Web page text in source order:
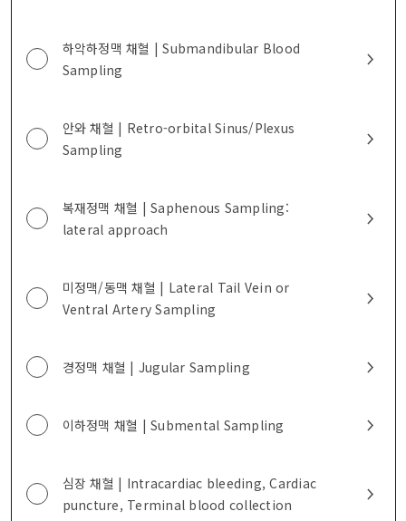
BLOOD
하악하정맥 채혈 | Submandibular Blood
Sampling
안와 채혈 | Retro-orbital Sinus/Plexus
Sampling
복재정맥 채혈 | Saphenous Sampling:
lateral approach
미정맥/동맥 채혈 | Lateral Tail Vein or
Ventral Artery Sampling
경정맥 채혈 | Jugular Sampling
이하정맥 채혈 | Submental Sampling
심장 채혈 | Intracardiac bleeding, Cardiac
puncture, Terminal blood collection